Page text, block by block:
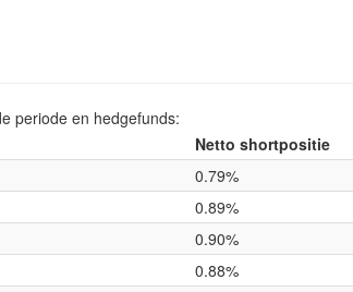
periode en hedgefunds:
Netto shortpositie
0.79%
0.89%
0.90%
0.88%